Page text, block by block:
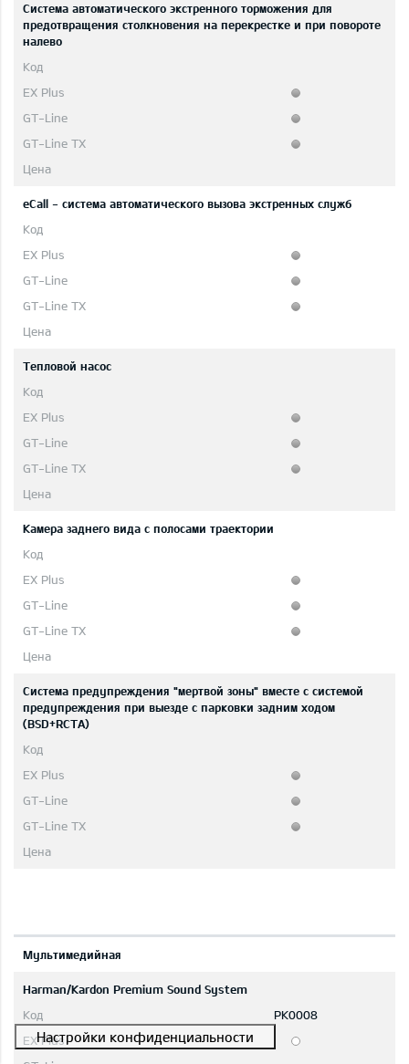
Система автоматического экстренного торможения для
предотвращения столкновения на перекрестке и при повороте
налево
eCall - система автоматического вызова экстренных служб
Тепловой насос
Камера заднего вида с полосами траектории
Система предупреждения "мертвой зоны" вместе с системой
предупреждения при выезде с парковки задним ходом
(BSD+RCTA)
Мультимедийная
Harman/Kardon Premium Sound System
PK0008